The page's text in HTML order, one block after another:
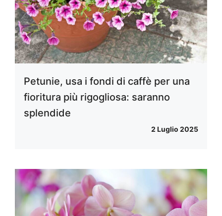
Petunie, usa i fondi di caffè per una
fioritura più rigogliosa: saranno
splendide
2 Luglio 2025